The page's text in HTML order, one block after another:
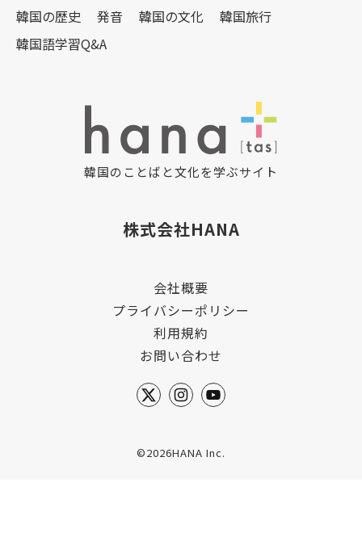
韓国の歴史
発音 韓国の文化
韓国旅行
韓国語学習Q&A
韓国のことばと文化を学ぶサイト
株式会社HANA
会社概要
プライバシーポリシー
利用規約
お問い合わせ
©2026HANA Inc.